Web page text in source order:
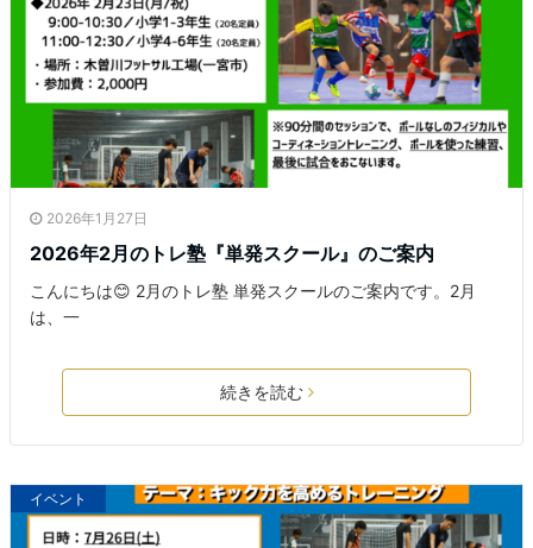
2026年1月27日
2026年2月のトレ塾『単発スクール』のご案内
こんにちは😊 2月のトレ塾 単発スクールのご案内です。2月
は、一
続きを読む
イベント